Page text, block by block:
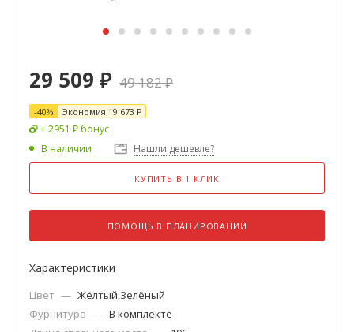
29 509 ₽ 49 182₽
-40% Экономия 19 673 ₽
+ 2951 ₽ бонус
В наличии
Нашли дешевле?
КУПИТЬ В 1 КЛИК
ПОМОЩЬ В ПЛАНИРОВАНИИ
Характеристики
Цвет — Жёлтый,Зелёный
Фурнитура — В комплекте